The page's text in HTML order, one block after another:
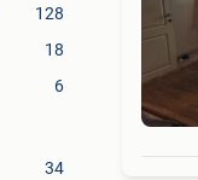
128
18
6
34